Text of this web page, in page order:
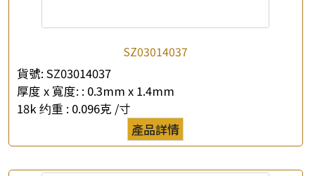
查詢以下產品
SZ03014037
貨號: SZ03014037
厚度 x 寬度: : 0.3mm x 1.4mm
18k 约重 : 0.096克 /寸
產品詳情